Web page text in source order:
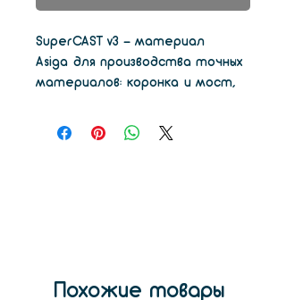
SuperCAST v3 - материал
Asiga для производства точных
материалов: коронка и мост,
скоростью печати SuperCAST
v3 является идеальным
Похожие товары